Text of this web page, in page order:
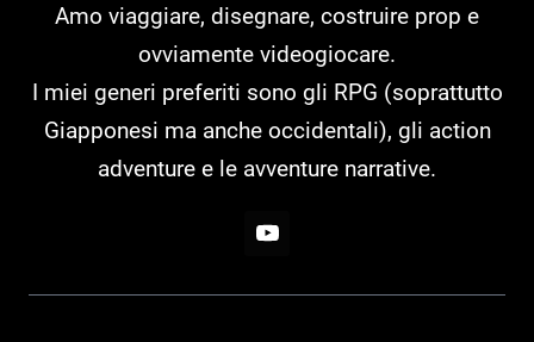
Amo viaggiare, disegnare, costruire prop e
ovviamente videogiocare.
I miei generi preferiti sono gli RPG (soprattutto
Giapponesi ma anche occidentali), gli action
adventure e le avventure narrative.